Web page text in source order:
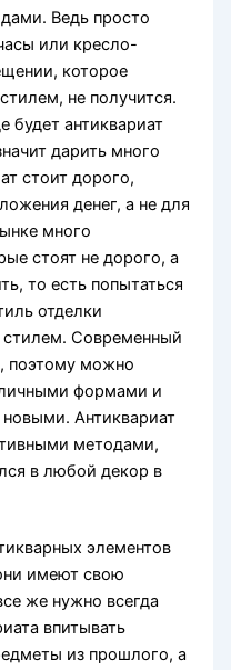
Ведь просто
или кресло-
которое
не получится.
будет антиквариат
дарить много
стоит дорого,
денег, а не для
много
стоят не дорого, а
то есть попытаться
отделки
Современный
поэтому можно
формами и
Антиквариат
методами,
в любой декор в
элементов
имеют свою
же нужно всегда
впитывать
из прошлого, а